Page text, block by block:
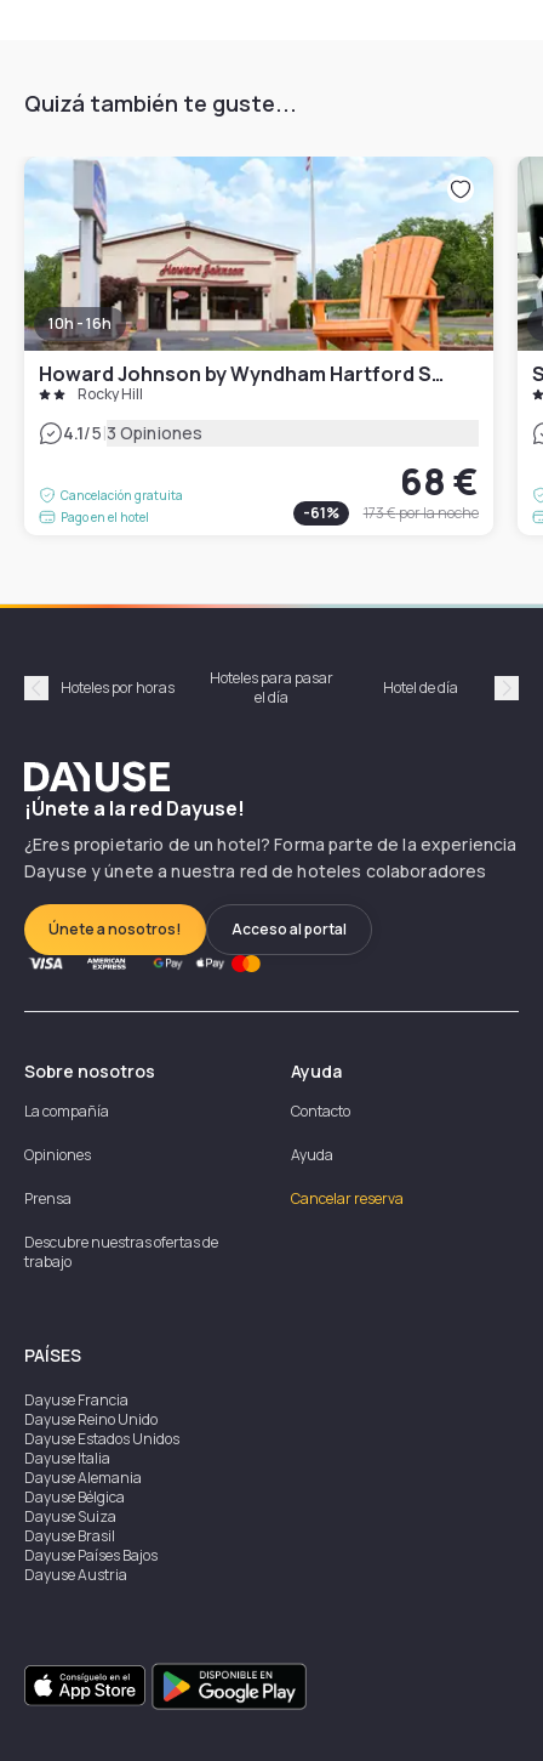
Quizá también te guste...
10h - 16h
Howard Johnson by Wyndham Hartford South – Rocky Hill
Rocky Hill
4.1/5|3 Opiniones
Cancelación gratuita
Pago en el hotel
68 €
-61% 173 €por la noche
Précédent
Hoteles por horas
Hoteles para pasar
el día
Hotel de día
Dayuse
¡Únete a la red Dayuse!
¿Eres propietario de un hotel? Forma parte de la experiencia
Dayuse y únete a nuestra red de hoteles colaboradores
Únete a nosotros! Acceso al portal
Sobre nosotros
La compañía
Opiniones
Prensa
Descubre nuestras ofertas de
trabajo
Ayuda
Contacto
Ayuda
Cancelar reserva
PAÍSES
DayuseFrancia
DayuseReino Unido
DayuseEstados Unidos
DayuseItalia
DayuseAlemania
DayuseBélgica
DayuseSuiza
DayuseBrasil
DayusePaíses Bajos
DayuseAustria
DayuseSingapur
DayuseSuecia
DayuseTailandia